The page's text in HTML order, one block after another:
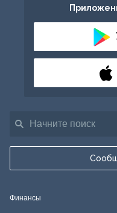
Финансы